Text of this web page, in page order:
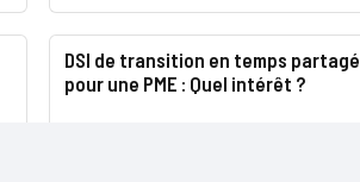
DSI de transition en temps partagé
pour une PME : Quel intérêt ?